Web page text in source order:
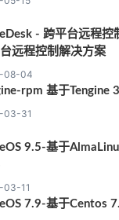
- 跨平台远程控
远程控制解决方案
08-04
rpm 基于Tengine
03-31
9.5-基于
03-11
7.9-基于Centos